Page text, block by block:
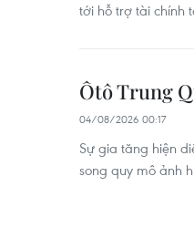
tới hỗ trợ tài chính
Ôtô Trung
04/08/2026 00:17
Sự gia tăng hiện
song quy mô ảnh